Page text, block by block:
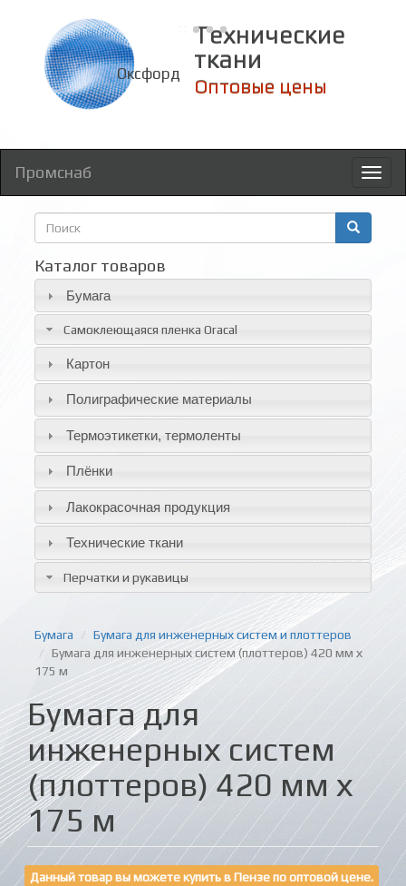
Технические
ткани
Оксфорд
Оптовые цены
Промснаб
Форма
поиска
Каталог товаров
Бумага
Самоклеющаяся пленка Oracal
Картон
Полиграфические материалы
Термоэтикетки, термоленты
Плёнки
Лакокрасочная продукция
Технические ткани
Перчатки и рукавицы
Бумага
Бумага для инженерных систем и плоттеров
Бумага для инженерных систем (плоттеров) 420 мм х
175 м
Бумага для
инженерных систем
(плоттеров) 420 мм х
175 м
Данный товар вы можете купить в Пензе по оптовой цене.